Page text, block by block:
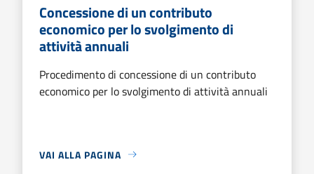
Concessione di un contributo
economico per lo svolgimento di
attività annuali
Procedimento di concessione di un contributo
economico per lo svolgimento di attività annuali
VAI ALLA PAGINA